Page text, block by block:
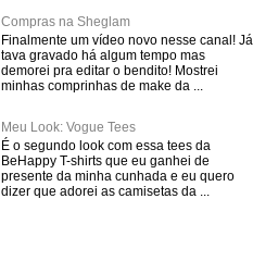
Compras na Sheglam
Finalmente um vídeo novo nesse canal! Já
tava gravado há algum tempo mas
demorei pra editar o bendito! Mostrei
minhas comprinhas de make da ...
Meu Look: Vogue Tees
É o segundo look com essa tees da
BeHappy T-shirts que eu ganhei de
presente da minha cunhada e eu quero
dizer que adorei as camisetas da ...